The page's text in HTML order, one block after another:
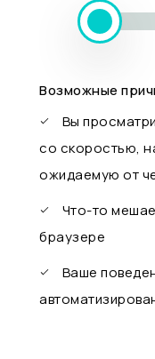
Возможные
Вы
со скоростью,
ожидаемую от
Что-то
браузере
Ваше